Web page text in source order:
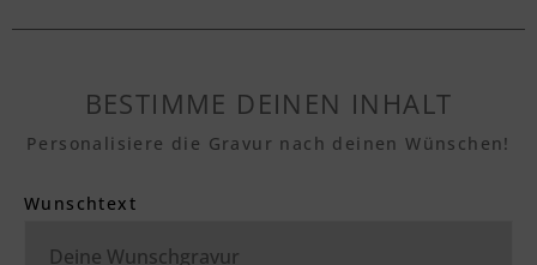
BESTIMME DEINEN INHALT
Personalisiere die Gravur nach deinen Wünschen!
Wunschtext